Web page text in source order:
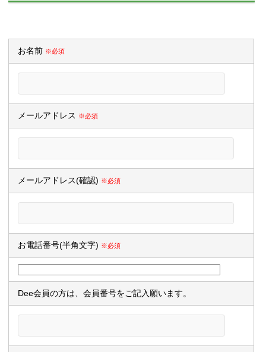
お名前 ※必須
メールアドレス ※必須
メールアドレス(確認) ※必須
お電話番号(半角文字) ※必須
Dee会員の方は、会員番号をご記入願います。